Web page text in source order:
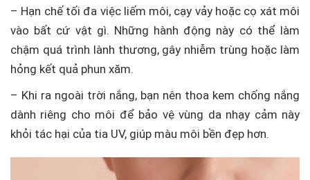
– Hạn chế tối đa việc liếm môi, cạy vảy hoặc cọ xát môi
vào bất cứ vật gì. Những hành động này có thể làm
chậm quá trình lành thương, gây nhiễm trùng hoặc làm
hỏng kết quả phun xăm.
– Khi ra ngoài trời nắng, bạn nên thoa kem chống nắng
dành riêng cho môi để bảo vệ vùng da nhạy cảm này
khỏi tác hại của tia UV, giúp màu môi bền đẹp hơn.